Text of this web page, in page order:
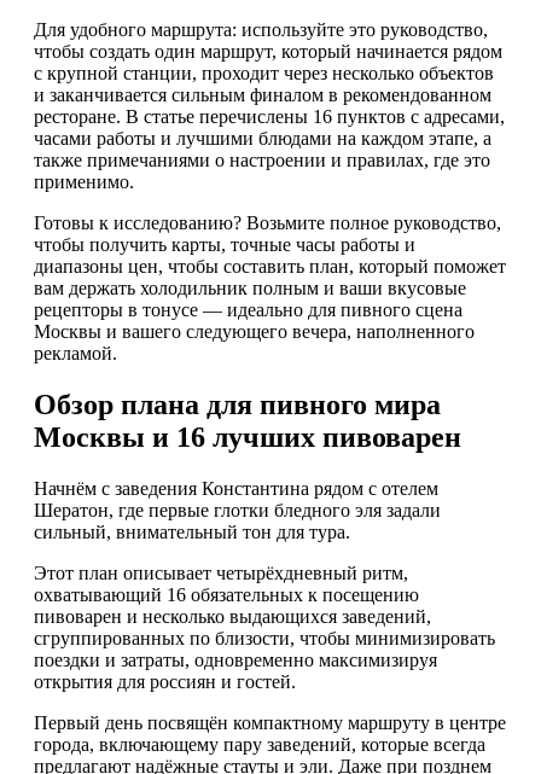
Для удобного маршрута: используйте это руководство,
чтобы создать один маршрут, который начинается рядом
с крупной станции, проходит через несколько объектов
и заканчивается сильным финалом в рекомендованном
ресторане. В статье перечислены 16 пунктов с адресами,
часами работы и лучшими блюдами на каждом этапе, а
также примечаниями о настроении и правилах, где это
применимо.
Готовы к исследованию? Возьмите полное руководство,
чтобы получить карты, точные часы работы и
диапазоны цен, чтобы составить план, который поможет
вам держать холодильник полным и ваши вкусовые
рецепторы в тонусе — идеально для пивного сцена
Москвы и вашего следующего вечера, наполненного
рекламой.
Обзор плана для пивного мира
Москвы и 16 лучших пивоварен
Начнём с заведения Константина рядом с отелем
Шератон, где первые глотки бледного эля задали
сильный, внимательный тон для тура.
Этот план описывает четырёхдневный ритм,
охватывающий 16 обязательных к посещению
пивоварен и несколько выдающихся заведений,
сгруппированных по близости, чтобы минимизировать
поездки и затраты, одновременно максимизируя
открытия для россиян и гостей.
Первый день посвящён компактному маршруту в центре
города, включающему пару заведений, которые всегда
предлагают надёжные стауты и эли. Даже при позднем